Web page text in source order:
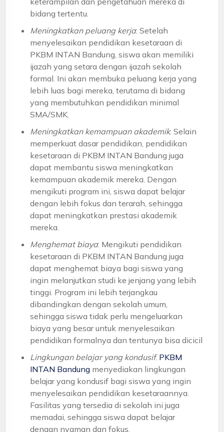
bidang tertentu.
Meningkatkan peluang kerja: Setelah
menyelesaikan pendidikan kesetaraan di
PKBM INTAN Bandung, siswa akan memiliki
ijazah yang setara dengan ijazah sekolah
formal. Ini akan membuka peluang kerja yang
lebih luas bagi mereka, terutama di bidang
yang membutuhkan pendidikan minimal
SMA/SMK.
Meningkatkan kemampuan akademik: Selain
memperkuat dasar pendidikan, pendidikan
kesetaraan di PKBM INTAN Bandung juga
dapat membantu siswa meningkatkan
kemampuan akademik mereka. Dengan
mengikuti program ini, siswa dapat belajar
dengan lebih fokus dan terarah, sehingga
dapat meningkatkan prestasi akademik
mereka.
Menghemat biaya: Mengikuti pendidikan
kesetaraan di PKBM INTAN Bandung juga
dapat menghemat biaya bagi siswa yang
ingin melanjutkan studi ke jenjang yang lebih
tinggi. Program ini lebih terjangkau
dibandingkan dengan sekolah umum,
sehingga siswa tidak perlu mengeluarkan
biaya yang besar untuk menyelesaikan
pendidikan formalnya dan tentunya bisa dicicil
Lingkungan belajar yang kondusif: PKBM
INTAN Bandung menyediakan lingkungan
belajar yang kondusif bagi siswa yang ingin
menyelesaikan pendidikan kesetaraannya.
Fasilitas yang tersedia di sekolah ini juga
memadai, sehingga siswa dapat belajar
dengan nyaman dan fokus.